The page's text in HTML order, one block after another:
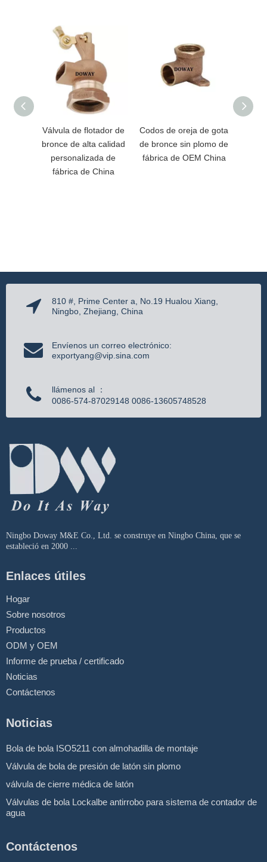
Válvula de flotador de
bronce de alta calidad
personalizada de
fábrica de China
Codos de oreja de gota
de bronce sin plomo de
fábrica de OEM China
810 #, Prime Center a, No.19 Hualou Xiang,
Ningbo, Zhejiang, China
Envíenos un correo electrónico:
exportyang@vip.sina.com
llámenos al ：
0086-574-87029148 0086-13605748528
Ningbo Doway M&E Co., Ltd. se construye en Ningbo China, que se
estableció en 2000 ...
Enlaces útiles
Hogar
Sobre nosotros
Productos
ODM y OEM
Informe de prueba / certificado
Noticias
Contáctenos
Noticias
Bola de bola ISO5211 con almohadilla de montaje
Válvula de bola de presión de latón sin plomo
válvula de cierre médica de latón
Válvulas de bola Lockalbe antirrobo para sistema de contador de
agua
Contáctenos